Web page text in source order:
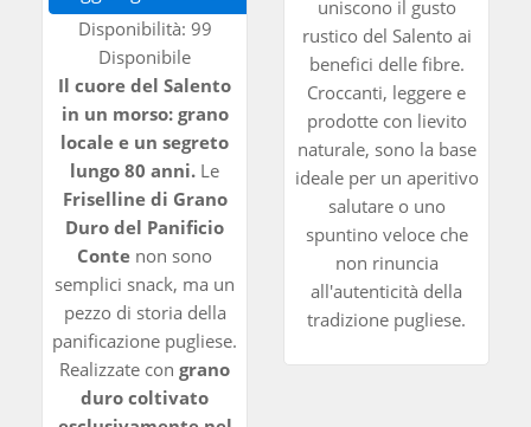
Disponibilità: 99
Disponibile
Il cuore del Salento
in un morso: grano
locale e un segreto
lungo 80 anni. Le
Friselline di Grano
Duro del Panificio
Conte non sono
semplici snack, ma un
pezzo di storia della
panificazione pugliese.
Realizzate con grano
duro coltivato
uniscono il gusto
rustico del Salento ai
benefici delle fibre.
Croccanti, leggere e
prodotte con lievito
naturale, sono la base
ideale per un aperitivo
salutare o uno
spuntino veloce che
non rinuncia
all'autenticità della
tradizione pugliese.